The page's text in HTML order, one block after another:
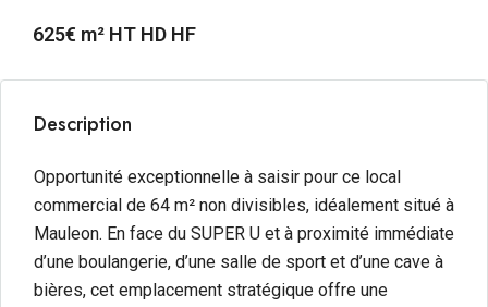
625€ m² HT HD HF
Description
Opportunité exceptionnelle à saisir pour ce local
commercial de 64 m² non divisibles, idéalement situé à
Mauleon. En face du SUPER U et à proximité immédiate
d’une boulangerie, d’une salle de sport et d’une cave à
bières, cet emplacement stratégique offre une